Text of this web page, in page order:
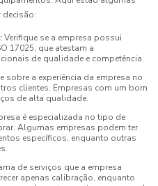
Verifique se a empresa possui
17025, que atestam a
de qualidade e competência.
sobre a experiência da empresa no
clientes. Empresas com um bom
de alta qualidade.
é especializada no tipo de
Algumas empresas podem ter
específicos, enquanto outras
de serviços que a empresa
apenas calibração, enquanto